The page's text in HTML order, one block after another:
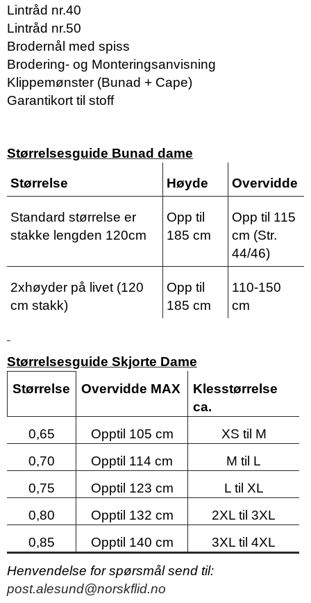
Lintråd nr.40
Lintråd nr.50
Brodernål med spiss
Brodering- og Monteringsanvisning
Klippemønster (Bunad + Cape)
Garantikort til stoff
Størrelsesguide Bunad dame
Størrelse Høyde Overvidde
Standard størrelse er
stakke lengden 120cm
Opp til
185 cm
Opp til 115
cm (Str.
44/46)
2xhøyder på livet (120
cm stakk)
Opp til
185 cm
110-150
cm
Størrelsesguide Skjorte Dame
Størrelse
Overvidde MAX
Klesstørrelse
ca.
0,65
Opptil 105 cm
XS til M
0,70
Opptil 114 cm
M til L
0,75
Opptil 123 cm
L til XL
0,80
Opptil 132 cm
2XL til 3XL
0,85
Opptil 140 cm
3XL til 4XL
Henvendelse for spørsmål send til:
post.alesund@norskflid.no